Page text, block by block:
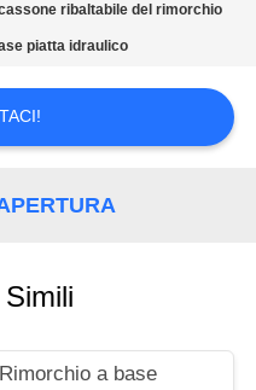
ribaltabile del rimorchio
piatta idraulico
Rimorchio a base